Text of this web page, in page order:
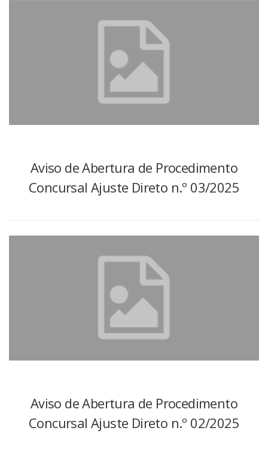
Aviso de Abertura de Procedimento
Concursal Ajuste Direto n.º 03/2025
Aviso de Abertura de Procedimento
Concursal Ajuste Direto n.º 02/2025